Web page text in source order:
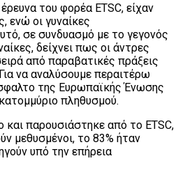
του φορέα ETSC, είχαν
ενώ οι γυναίκες
σε συνδυασμό με το γεγονός
δείχνει πως οι άντρες
από παραβατικές πράξεις
να αναλύσουμε περαιτέρω
της Ευρωπαϊκής Ένωσης
πληθυσμού.
και παρουσιάστηκε από το ETSC,
μεθυσμένοι, το 83% ήταν
υπό την επήρεια